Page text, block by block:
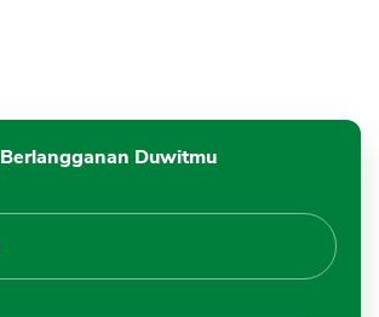
Berlangganan Duwitmu